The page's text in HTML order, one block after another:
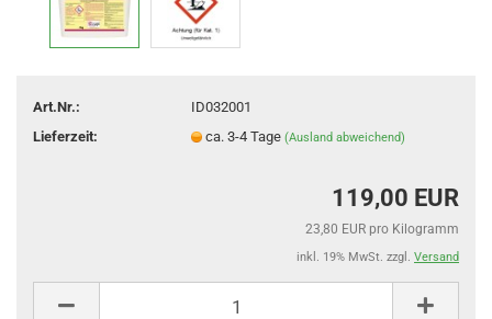
Art.Nr.:
ID032001
Lieferzeit:
ca. 3-4 Tage(Ausland abweichend)
119,00 EUR
23,80 EUR pro Kilogramm
inkl. 19% MwSt. zzgl. Versand